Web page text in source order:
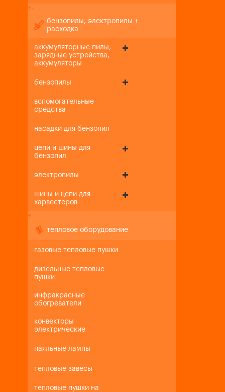
+-
бензопилы, электропилы +
расходка
аккумуляторные пилы,
зарядные устройства,
аккумуляторы
бензопилы
вспомогательные
средства
насадки для бензопил
цепи и шины для
бензопил
электропилы
шины и цепи для
харвестеров
+-
тепловое оборудование
газовые тепловые пушки
дизельные тепловые
пушки
инфракрасные
обогреватели
конвекторы
электрические
паяльные лампы
тепловые завесы
тепловые пушки на